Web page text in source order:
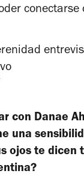
conectarse
con Danae
una
ojos te dicen